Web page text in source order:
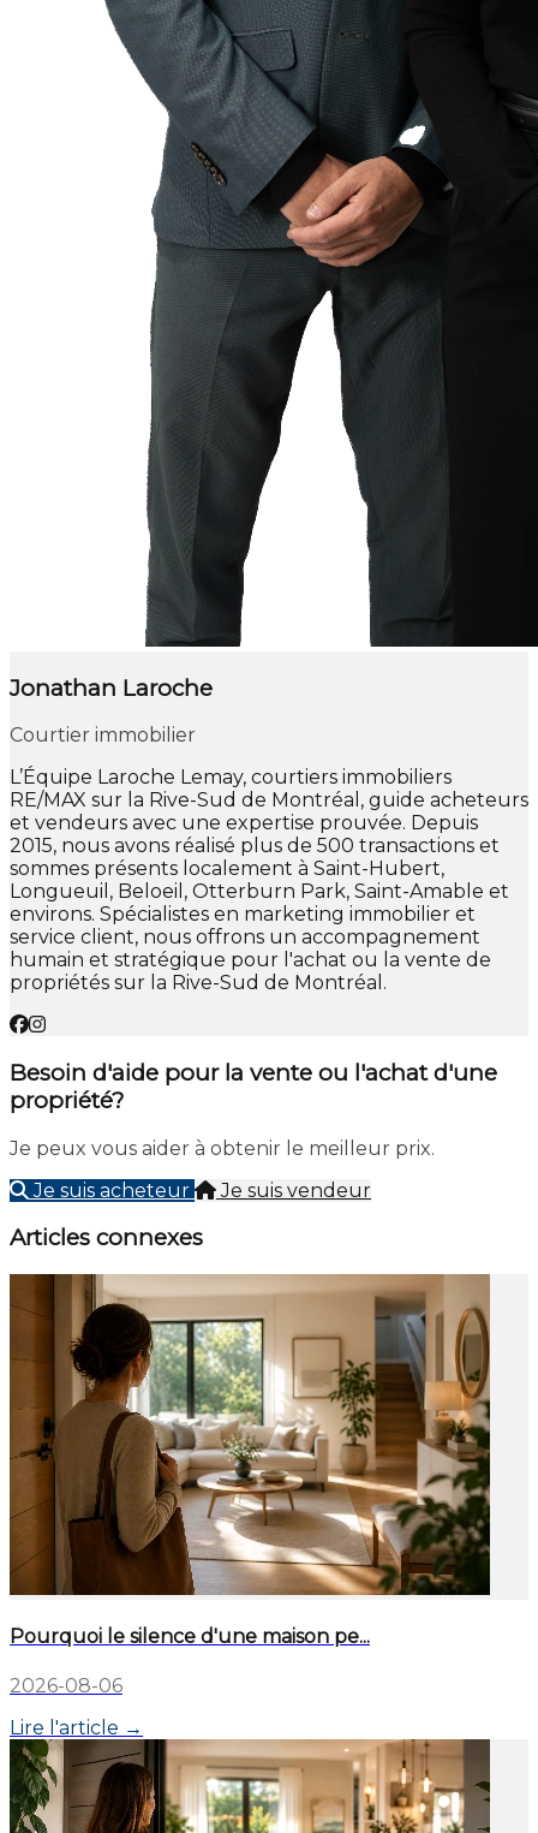
Jonathan Laroche
Courtier immobilier
L’Équipe Laroche Lemay, courtiers immobiliers
RE/MAX sur la Rive-Sud de Montréal, guide acheteurs
et vendeurs avec une expertise prouvée. Depuis
2015, nous avons réalisé plus de 500 transactions et
sommes présents localement à Saint-Hubert,
Longueuil, Beloeil, Otterburn Park, Saint-Amable et
environs. Spécialistes en marketing immobilier et
service client, nous offrons un accompagnement
humain et stratégique pour l'achat ou la vente de
propriétés sur la Rive-Sud de Montréal.
Besoin d'aide pour la vente ou l'achat d'une
propriété?
Je peux vous aider à obtenir le meilleur prix.
Je suis acheteur
Je suis vendeur
Articles connexes
Pourquoi le silence d'une maison pe...
2026-08-06
Lire l'article →